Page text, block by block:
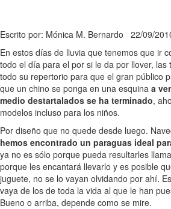
Escrito por: Mónica M. Bernardo 22/09/
En estos días de lluvia que tenemos que ir
todo el día para el por si le da por llover,
todo su repertorio para que el gran público
que un chino se ponga en una esquina a
medio destartalados se ha terminado,
modelos incluso para los niños.
Por diseño que no quede desde luego.
hemos encontrado un paraguas ideal
ya no es sólo porque pueda resultarles
porque les encantará llevarlo y es posible
juguete, no se lo vayan olvidando por ahí.
vaya de los de toda la vida al que le han
Bueno o arriba, depende como se mire.